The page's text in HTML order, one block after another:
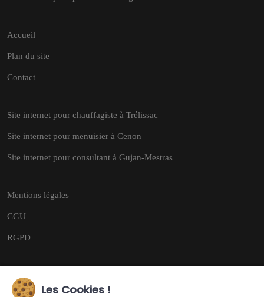
Accueil
Plan du site
Contact
Site internet pour chauffagiste à Trélissac
Site internet pour menuisier à Cenon
Site internet pour consultant à Gujan-Mestras
Mentions légales
CGU
RGPD
Les Cookies !